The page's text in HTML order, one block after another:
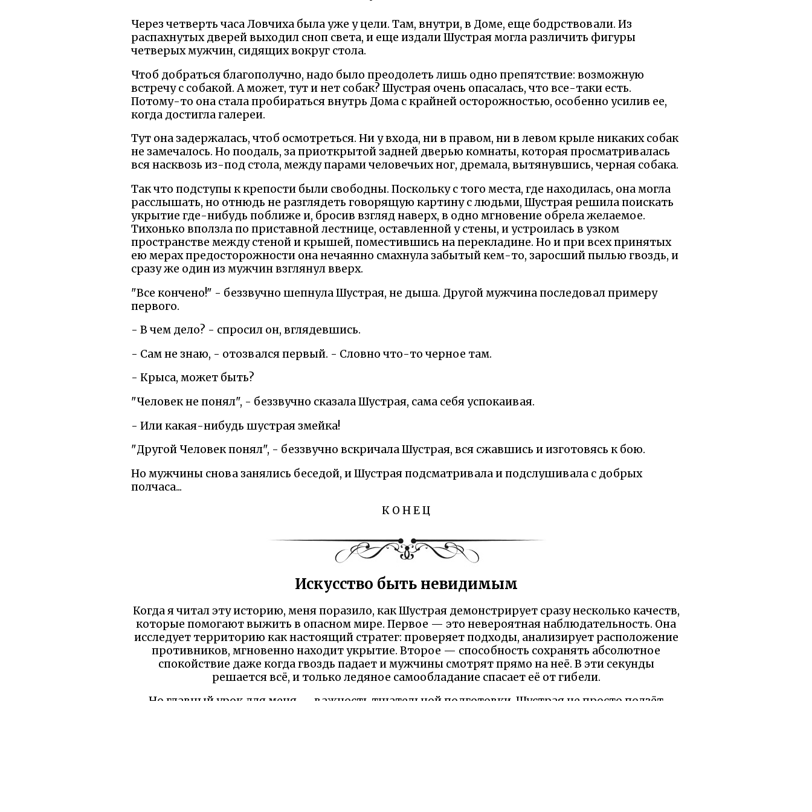
Через четверть часа Ловчиха была уже у цели. Там, внутри, в Доме, еще бодрствовали. Из
распахнутых дверей выходил сноп света, и еще издали Шустрая могла различить фигуры
четверых мужчин, сидящих вокруг стола.
Чтоб добраться благополучно, надо было преодолеть лишь одно препятствие: возможную
встречу с собакой. А может, тут и нет собак? Шустрая очень опасалась, что все-таки есть.
Потому-то она стала пробираться внутрь Дома с крайней осторожностью, особенно усилив ее,
когда достигла галереи.
Тут она задержалась, чтоб осмотреться. Ни у входа, ни в правом, ни в левом крыле никаких собак
не замечалось. Но поодаль, за приоткрытой задней дверью комнаты, которая просматривалась
вся насквозь из-под стола, между парами человечьих ног, дремала, вытянувшись, черная собака.
Так что подступы к крепости были свободны. Поскольку с того места, где находилась, она могла
расслышать, но отнюдь не разглядеть говорящую картину с людьми, Шустрая решила поискать
укрытие где-нибудь поближе и, бросив взгляд наверх, в одно мгновение обрела желаемое.
Тихонько вползла по приставной лестнице, оставленной у стены, и устроилась в узком
пространстве между стеной и крышей, поместившись на перекладине. Но и при всех принятых
ею мерах предосторожности она нечаянно смахнула забытый кем-то, заросший пылью гвоздь, и
сразу же один из мужчин взглянул вверх.
"Все кончено!" - беззвучно шепнула Шустрая, не дыша. Другой мужчина последовал примеру
первого.
- В чем дело? - спросил он, вглядевшись.
- Сам не знаю, - отозвался первый. - Словно что-то черное там.
- Крыса, может быть?
"Человек не понял", - беззвучно сказала Шустрая, сама себя успокаивая.
- Или какая-нибудь шустрая змейка!
"Другой Человек понял", - беззвучно вскричала Шустрая, вся сжавшись и изготовясь к бою.
Но мужчины снова занялись беседой, и Шустрая подсматривала и подслушивала с добрых
полчаса...
К О Н Е Ц
Искусство быть невидимым
Когда я читал эту историю, меня поразило, как Шустрая демонстрирует сразу несколько качеств,
которые помогают выжить в опасном мире. Первое — это невероятная наблюдательность. Она
исследует территорию как настоящий стратег: проверяет подходы, анализирует расположение
противников, мгновенно находит укрытие. Второе — способность сохранять абсолютное
спокойствие даже когда гвоздь падает и мужчины смотрят прямо на неё. В эти секунды
решается всё, и только ледяное самообладание спасает её от гибели.
Но главный урок для меня — важность тщательной подготовки. Шустрая не просто ползёт